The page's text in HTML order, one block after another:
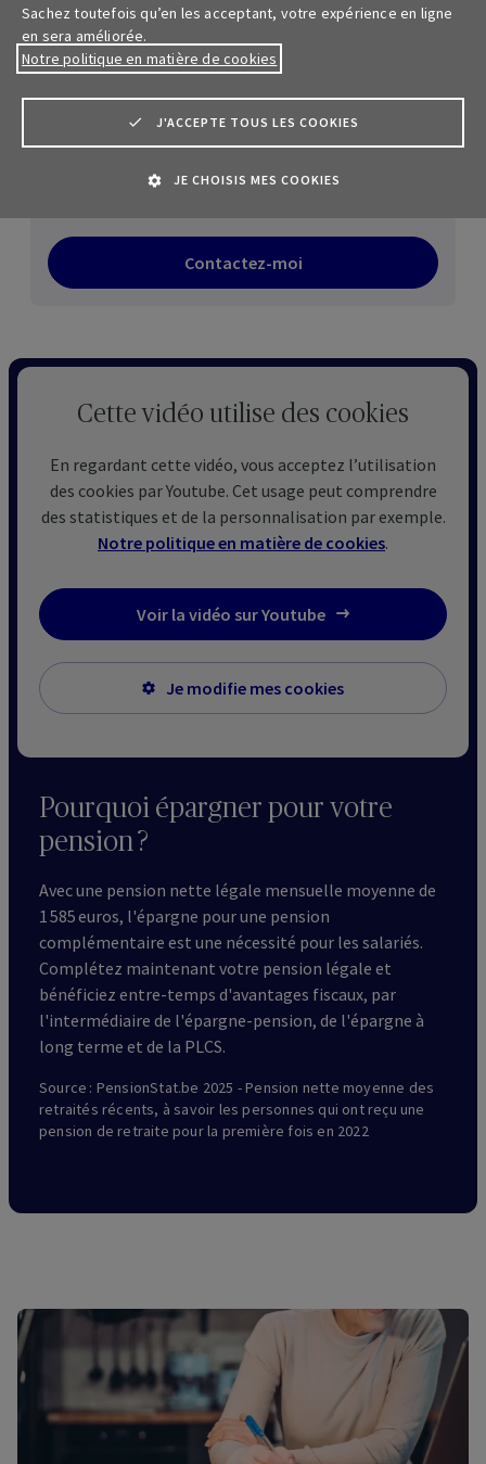
Avant la souscription d’un contrat
Nous vous recommandons de consulter
lesConditions générales, laFiche info financière, le
participation bénéficiaire
Contactez-moi
Pourquoi épargner pour votre
pension ?
Avec une pension nette légale mensuelle moyenne de
1 585 euros, l'épargne pour une pension
complémentaire est une nécessité pour les salariés.
Complétez maintenant votre pension légale et
bénéficiez entre-temps d'avantages fiscaux, par
l'intermédiaire de l'épargne-pension, de l'épargne à
long terme et de la PLCS.
Source : PensionStat.be 2025 - Pension nette moyenne des
retraités récents, à savoir les personnes qui ont reçu une
pension de retraite pour la première fois en 2022
Cette vidéo utilise des cookies
En regardant cette vidéo, vous acceptez l’utilisation
des cookies par Youtube. Cet usage peut comprendre
des statistiques et de la personnalisation par exemple.
Notre politique en matière de cookies.
Voir la vidéo sur Youtube
Je modifie mes cookies
Sachez toutefois qu’en les acceptant, votre expérience en ligne
en sera améliorée.
Notre politique en matière de cookies
J'ACCEPTE TOUS LES COOKIES
JE CHOISIS MES COOKIES